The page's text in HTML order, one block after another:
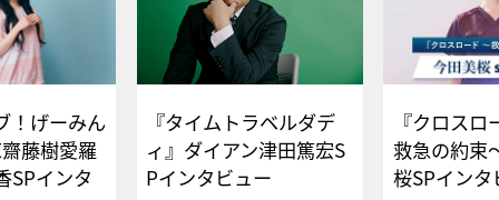
！げーみん
藤樹愛羅
SPインタ
『タイムトラベルダデ
ィ』ダイアン津田篤宏S
Pインタビュー
『クロス
救急の約束
桜SPイ